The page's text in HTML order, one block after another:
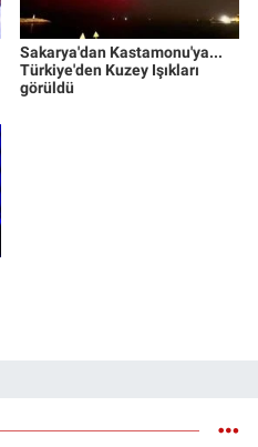
Sakarya'dan Kastamonu'ya...
Türkiye'den Kuzey Işıkları
görüldü